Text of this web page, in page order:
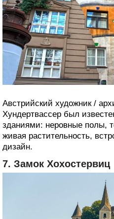
Австрийский художник /
Хундертвассер был
зданиями: неровные полы,
живая растительность,
дизайн.
7. Замок Хохостервиц